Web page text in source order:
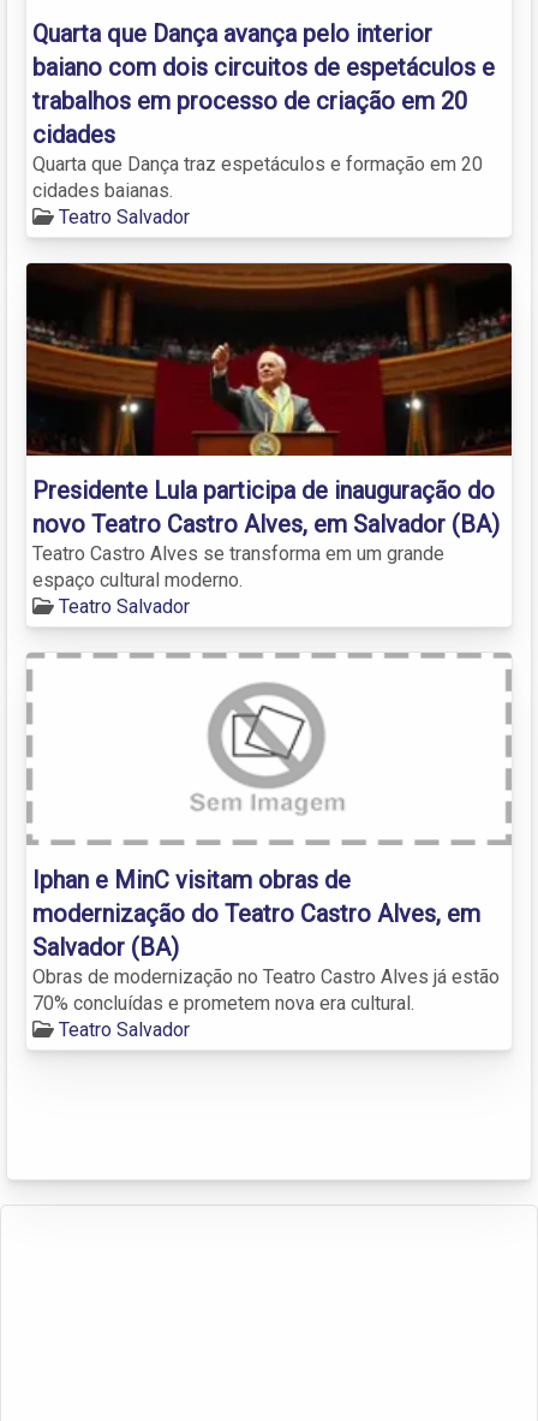
Quarta que Dança avança pelo interior
baiano com dois circuitos de espetáculos e
trabalhos em processo de criação em 20
cidades
Quarta que Dança traz espetáculos e formação em 20
cidades baianas.
Teatro Salvador
Presidente Lula participa de inauguração do
novo Teatro Castro Alves, em Salvador (BA)
Teatro Castro Alves se transforma em um grande
espaço cultural moderno.
Teatro Salvador
Iphan e MinC visitam obras de
modernização do Teatro Castro Alves, em
Salvador (BA)
Obras de modernização no Teatro Castro Alves já estão
70% concluídas e prometem nova era cultural.
Teatro Salvador